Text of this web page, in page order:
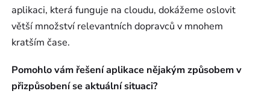
aplikaci, která funguje na cloudu, dokážeme oslovit
větší množství relevantních dopravců v mnohem
kratším čase.
Pomohlo vám řešení aplikace nějakým způsobem v
přizpůsobení se aktuální situaci?